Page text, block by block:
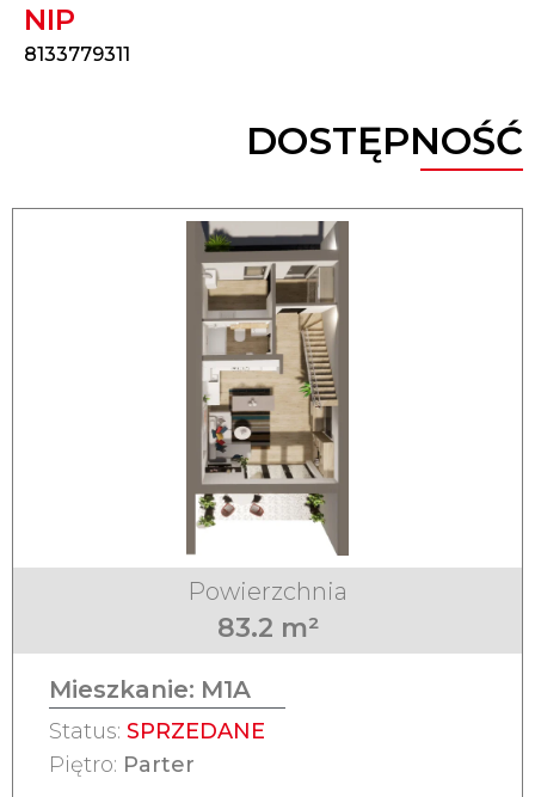
NIP
8133779311
DOSTĘPNOŚĆ
Powierzchnia
83.2 m²
Mieszkanie: M1A
Status: SPRZEDANE
Piętro: Parter